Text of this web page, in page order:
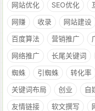
网站优化
SEO优化
网赚
收录 网站建设
百度算法
营销推广
网络推广
长尾关键词
蜘蛛
引蜘蛛 转化率
关键词布局
创业 自
友情链接
软文撰写